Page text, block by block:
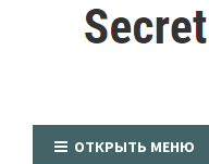
ОТКРЫТЬ МЕНЮ